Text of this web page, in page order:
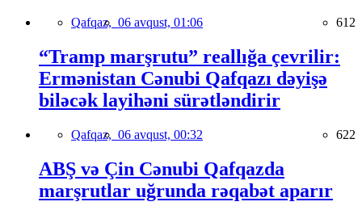
Qafqaz, 06 avqust, 01:06 612
“Tramp marşrutu” reallığa çevrilir:
Ermənistan Cənubi Qafqazı dəyişə
biləcək layihəni sürətləndirir
Qafqaz, 06 avqust, 00:32 622
ABŞ və Çin Cənubi Qafqazda
marşrutlar uğrunda rəqabət aparır